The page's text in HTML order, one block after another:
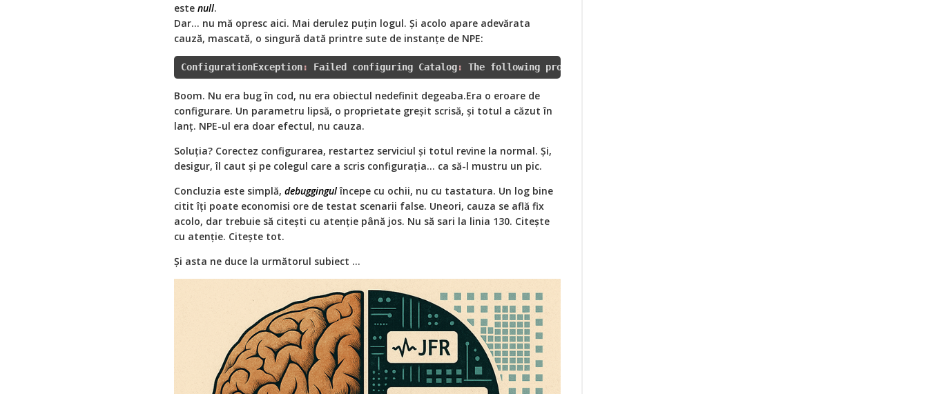
este null.
Dar... nu mă opresc aici. Mai derulez puțin logul. Și acolo apare adevărata
cauză, mascată, o singură dată printre sute de instanțe de NPE:
ConfigurationException: Failed configuring Catalog: The following properties are
Boom. Nu era bug în cod, nu era obiectul nedefinit degeaba.Era o eroare de
configurare. Un parametru lipsă, o proprietate greșit scrisă, și totul a căzut în
lanț. NPE-ul era doar efectul, nu cauza.
Soluția? Corectez configurarea, restartez serviciul și totul revine la normal. Și,
desigur, îl caut și pe colegul care a scris configurația... ca să-l mustru un pic.
Concluzia este simplă, debuggingulîncepe cu ochii, nu cu tastatura. Un log bine
citit îți poate economisi ore de testat scenarii false. Uneori, cauza se află fix
acolo, dar trebuie să citești cu atenție până jos. Nu să sari la linia 130. Citește
cu atenție. Citește tot.
Și asta ne duce la următorul subiect ...